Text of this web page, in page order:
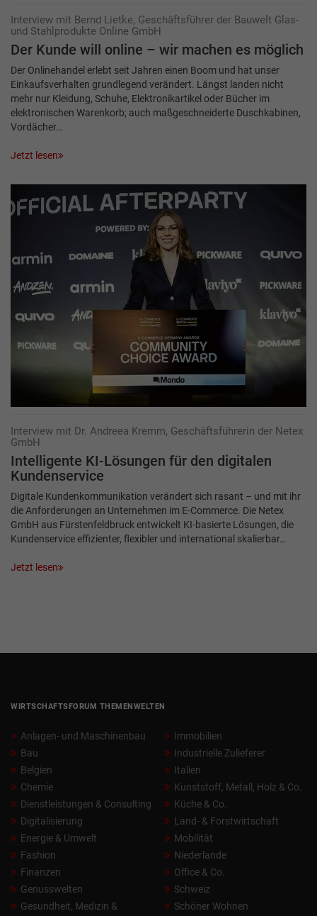
Interview mit Bernd Lietke, Geschäftsführer der Bauwelt Glas-
und Stahlprodukte Online GmbH
Der Kunde will online – wir machen es möglich
Der Onlinehandel erlebt seit Jahren einen Boom und hat unser
Einkaufsverhalten grundlegend verändert. Längst landen nicht
mehr nur Kleidung, Schuhe, Elektronikartikel oder Bücher im
elektronischen Warenkorb; auch maßgeschneiderte Duschkabinen,
Vordächer…
Jetzt lesen
Interview mit Dr. Andreea Kremm, Geschäftsführerin der Netex
GmbH
Intelligente KI-Lösungen für den ­digitalen
Kundenservice
Digitale Kundenkommunikation verändert sich rasant – und mit ihr
die Anforderungen an Unternehmen im E-Commerce. Die Netex
GmbH aus Fürstenfeldbruck entwickelt KI-basierte Lösungen, die
Kundenservice effizienter, flexibler und international skalierbar…
Jetzt lesen
WIRTSCHAFTSFORUM THEMENWELTEN
Anlagen- und Maschinenbau
Bau
Belgien
Chemie
Dienstleistungen & Consulting
Digitalisierung
Energie & Umwelt
Fashion
Finanzen
Genusswelten
Gesundheit, Medizin &
Immobilien
Industrielle Zulieferer
Italien
Kunststoff, Metall, Holz & Co.
Küche & Co.
Land- & Forstwirtschaft
Mobilität
Niederlande
Office & Co.
Schweiz
Schöner Wohnen